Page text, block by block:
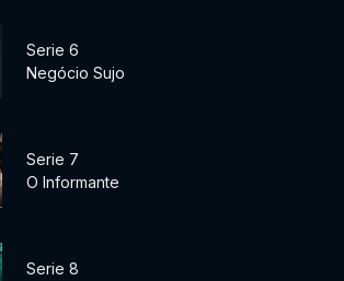
Serie 6
Negócio Sujo
Serie 7
O Informante
Serie 8